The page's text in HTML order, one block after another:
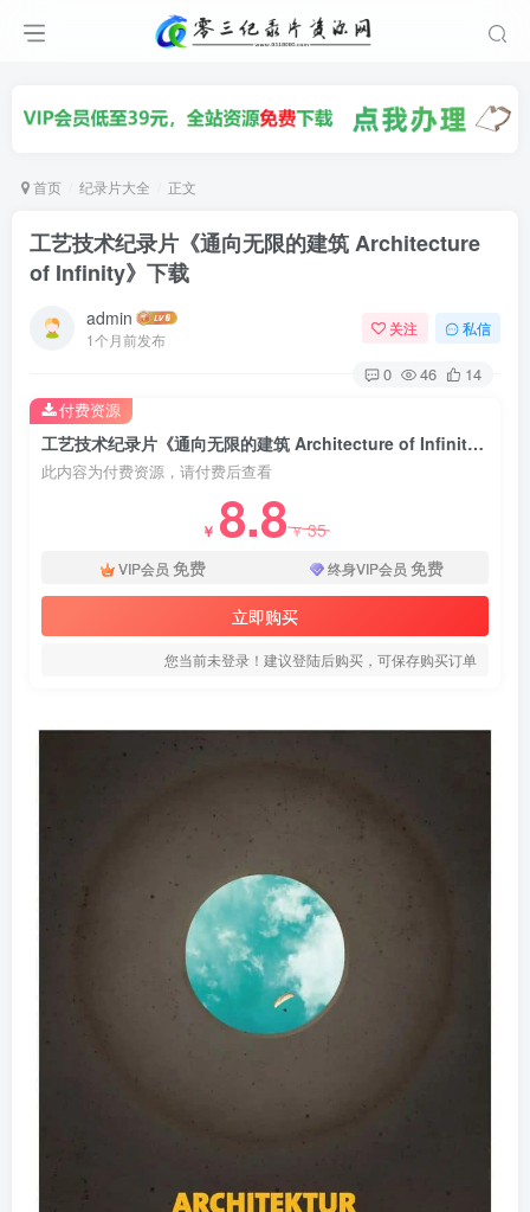
首页 纪录片大全 正文
工艺技术纪录片《通向无限的建筑 Architecture
of Infinity》下载
admin
1个月前发布
关注 私信
0 46 14
工艺技术纪录片《通向无限的建筑 Architecture of Infinity》下载
此内容为付费资源，请付费后查看
￥ 8.8￥35
VIP会员 免费 终身VIP会员 免费
立即购买
您当前未登录！建议登陆后购买，可保存购买订单
付费资源